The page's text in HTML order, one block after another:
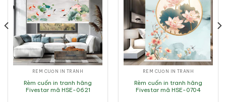
RÈM CUỐN IN TRANH
Rèm cuốn in tranh hãng
Fivestar mã HSE-0621
RÈM CUỐN IN TRANH
Rèm cuốn in tranh hãng
Fivestar mã HSE-0704